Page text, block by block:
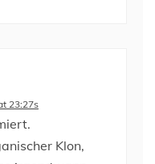
23:27s
Klon,